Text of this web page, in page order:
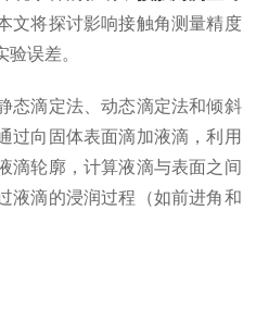
文将探讨影响接触角测量精度
误差。
滴定法、动态滴定法和倾斜
过向固体表面滴加液滴，利用
滴轮廓，计算液滴与表面之间
液滴的浸润过程（如前进角和